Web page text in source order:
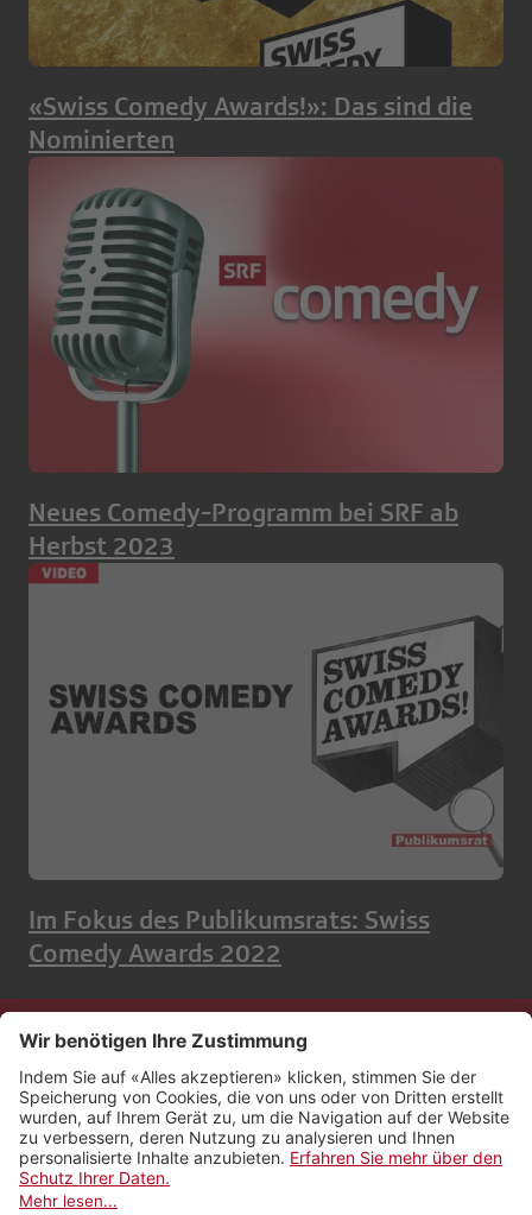
«Swiss Comedy Awards!»: Das sind die
Nominierten
Neues Comedy-Programm bei SRF ab
Herbst 2023
Im Fokus des Publikumsrats: Swiss
Comedy Awards 2022
Kontakt
Impressum
Rechtliches
Netiquette